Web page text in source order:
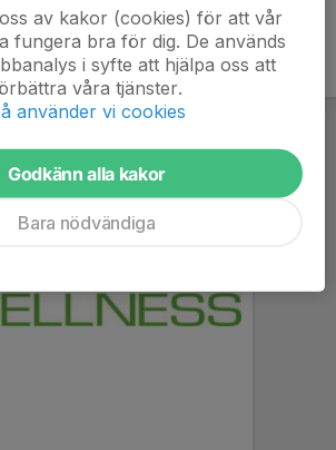
av kakor (cookies) för att vår
fungera bra för dig. De används
i syfte att hjälpa oss att
våra tjänster.
använder vi cookies
Godkänn alla kakor
Bara nödvändiga